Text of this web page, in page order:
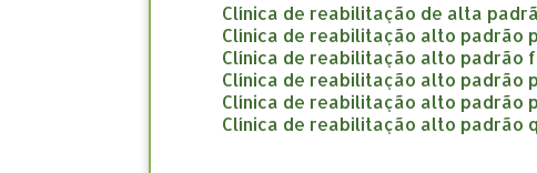
clínica de reabilitação de alta
clínica de reabilitação alto padrão
clínica de reabilitação alto padrão
clínica de reabilitação alto padrão
clínica de reabilitação alto padrão
clínica de reabilitação alto padrão